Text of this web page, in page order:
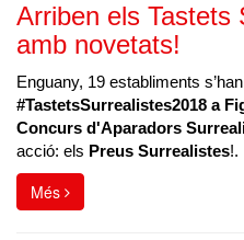
Arriben els Tastets
amb novetats!
Enguany, 19 establiments
#TastetsSurrealistes2018 a
Concurs d'Aparadors
acció: els Preus Surrealistes!.
Més